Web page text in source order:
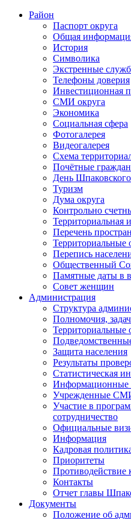
Район
Паспорт округа
Общая
История
Символика
Экстренные
Телефоны доверия
Инвестиционная
СМИ округа
Экономика
Социальная сфера
Фотогалерея
Видеогалерея
Схема
Почётные
День
Туризм
Дума округа
Контрольно
Территориальная
Перечень
Территориальные
Перепись
Общественный
Памятные даты в
Совет женщин
Администрация
Структура
Полномочия,
Территориальные
Защита населения
Результаты
Статистическая
Информационные
Учрежденные
Участие в
сотрудничество
Официальные
Информация
Кадровая
Приоритеты
Противодействие
Контакты
Отчет главы
Документы
Положение об